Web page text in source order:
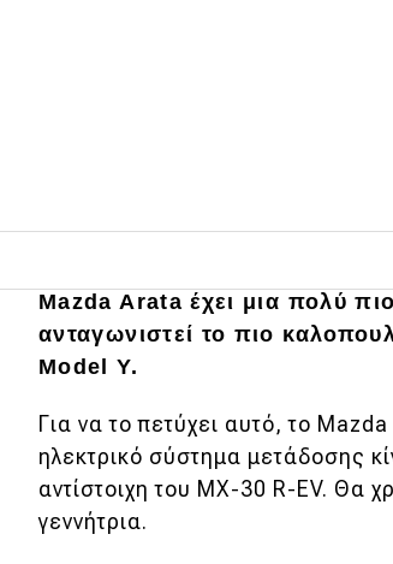
Main navigation
Επικαιρότητα
Νέα μοντέλα
Πρωτότυπα
Ελλάδα
Μπορεί να μοιάζει με το
Mazda Arata έχει μια πολύ
ανταγωνιστεί το πιο
Model Y.
Για να το πετύχει αυτό, το
ηλεκτρικό σύστημα μετάδοσης
αντίστοιχη του MX-30 R-EV. Θα
γεννήτρια.